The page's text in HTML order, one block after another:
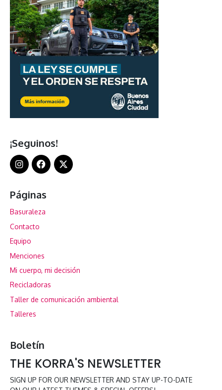
¡Seguinos!
Páginas
Basuraleza
Contacto
Equipo
Menciones
Mi cuerpo, mi decisión
Recicladoras
Taller de comunicación ambiental
Talleres
Boletín
THE KORRA'S NEWSLETTER
SIGN UP FOR OUR NEWSLETTER AND STAY UP-TO-DATE